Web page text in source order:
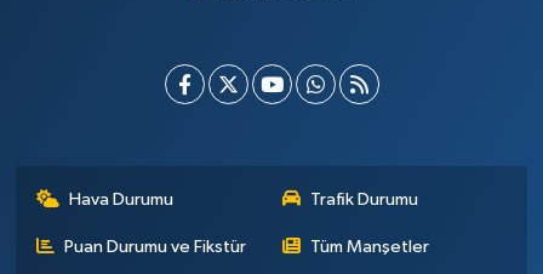
Hava Durumu Trafik Durumu
Puan Durumu ve Fikstür Tüm Manşetler